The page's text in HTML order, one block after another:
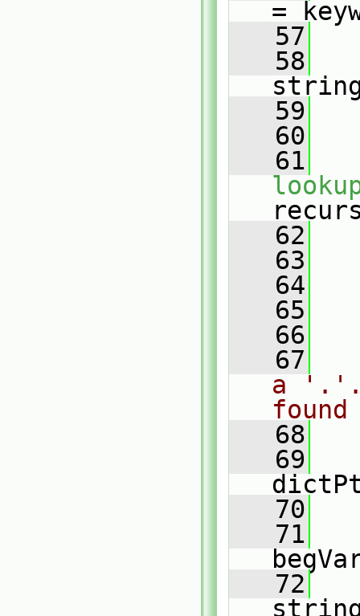
=
   57
   58
   59
   60
   61
   62
   63
   64
   65
   66
   67
a '.'.
found
   68
   69
   70
   71
   72